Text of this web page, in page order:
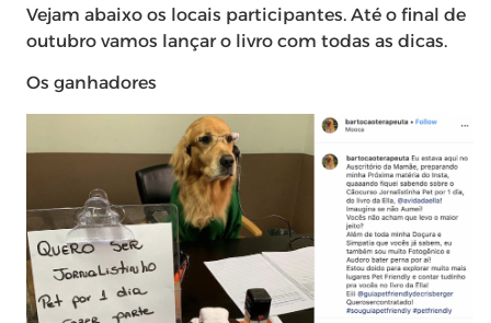
Vejam abaixo os locais participantes. Até o final de
outubro vamos lançar o livro com todas as dicas.
Os ganhadores